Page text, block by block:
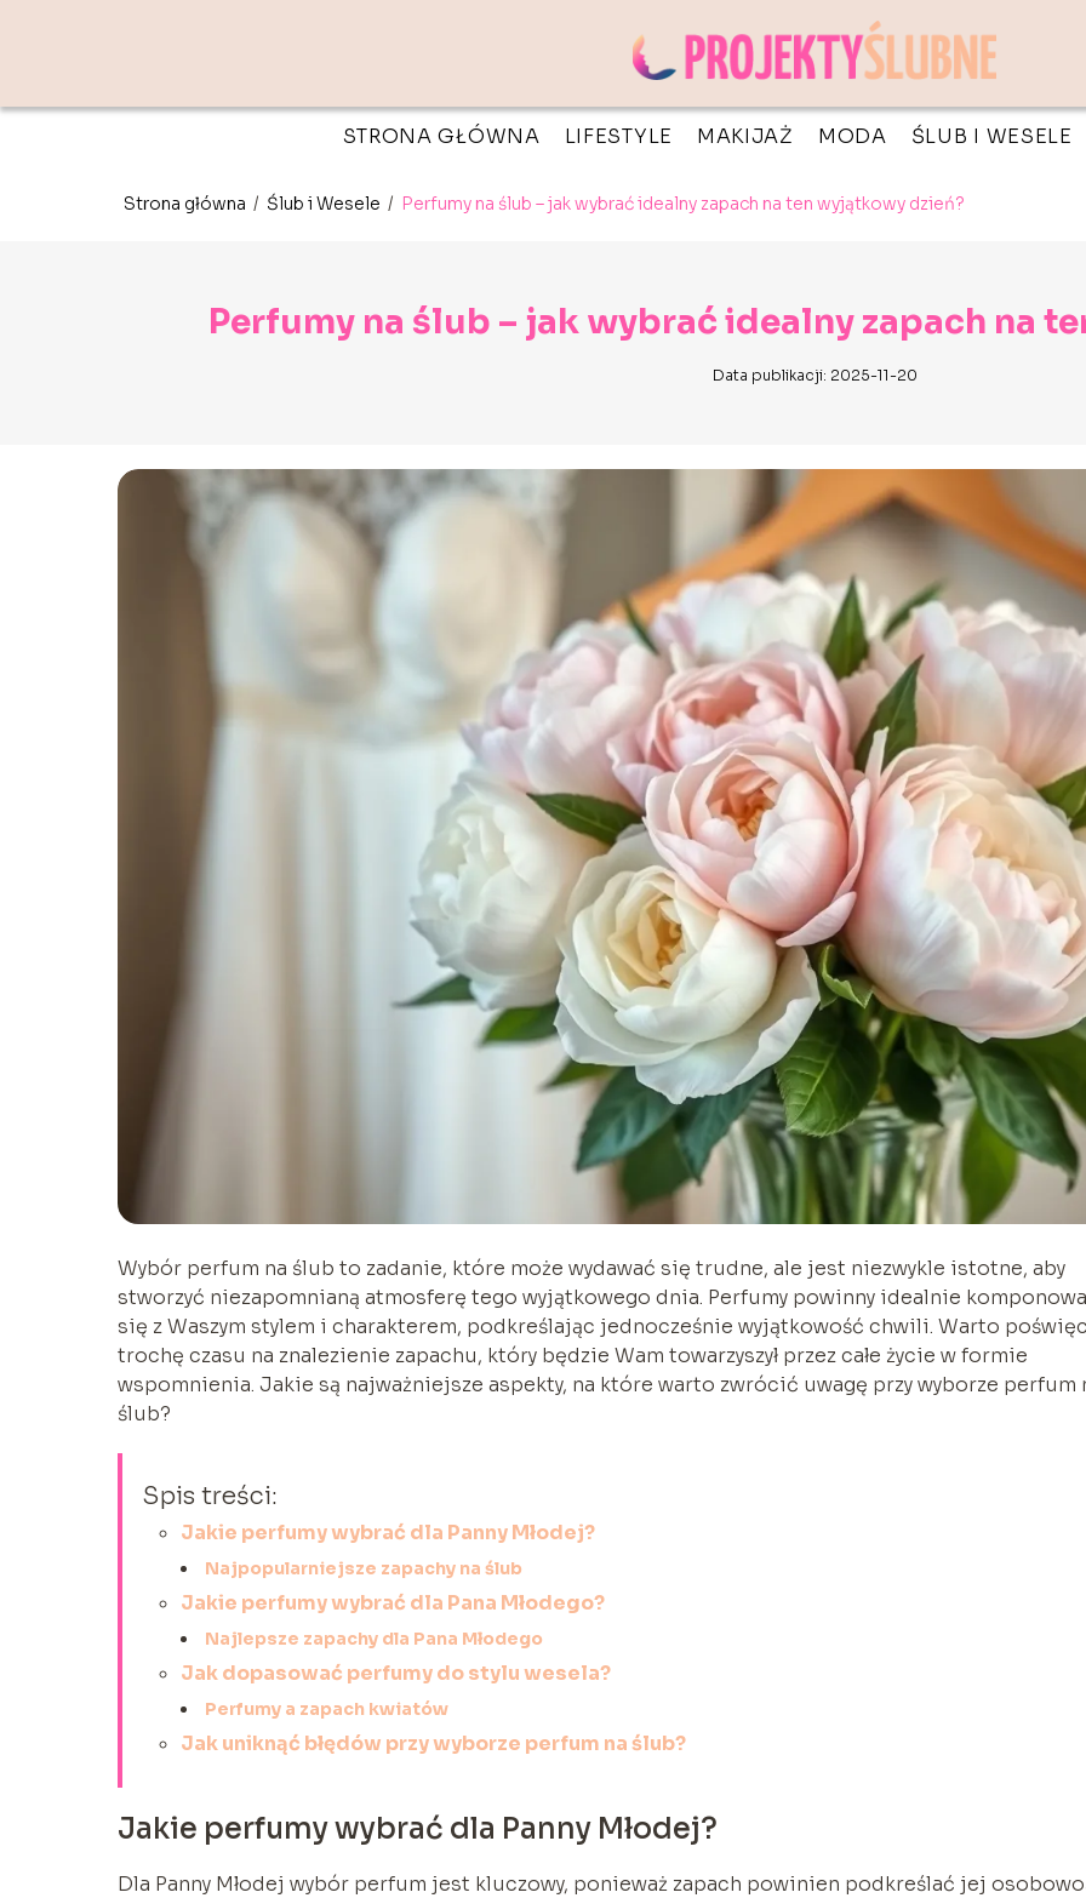
STRONA GŁÓWNA LIFESTYLE MAKIJAŻ MODA ŚLUB I WESELE
Strona główna / Ślub i Wesele / Perfumy na ślub – jak wybrać idealny zapach na ten wyjątkowy dzień?
Perfumy na ślub – jak wybrać idealny zapach na
Data publikacji: 2025-11-20
Wybór perfum na ślub to zadanie, które może wydawać się trudne, ale jest niezwykle istotne, aby
stworzyć niezapomnianą atmosferę tego wyjątkowego dnia. Perfumy powinny idealnie
się z Waszym stylem i charakterem, podkreślając jednocześnie wyjątkowość chwili. Warto
trochę czasu na znalezienie zapachu, który będzie Wam towarzyszył przez całe życie w formie
wspomnienia. Jakie są najważniejsze aspekty, na które warto zwrócić uwagę przy wyborze perfum
ślub?
Spis treści:
Jakie perfumy wybrać dla Panny Młodej?
Najpopularniejsze zapachy na ślub
Jakie perfumy wybrać dla Pana Młodego?
Najlepsze zapachy dla Pana Młodego
Jak dopasować perfumy do stylu wesela?
Perfumy a zapach kwiatów
Jak uniknąć błędów przy wyborze perfum na ślub?
Jakie perfumy wybrać dla Panny Młodej?
Dla Panny Młodej wybór perfum jest kluczowy, ponieważ zapach powinien podkreślać jej